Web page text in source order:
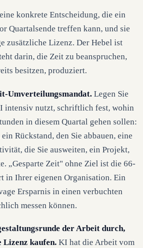
konkrete Entscheidung, die ein
Quartalsende treffen kann, und sie
zusätzliche Lizenz. Der Hebel ist
darin, die Zeit zu beanspruchen,
besitzen, produziert.
Umverteilungsmandat. Legen Sie
intensiv nutzt, schriftlich fest, wohin
in diesem Quartal gehen sollen:
Rückstand, den Sie abbauen, eine
die Sie ausweiten, ein Projekt,
„Gesparte Zeit" ohne Ziel ist die 66-
in Ihrer eigenen Organisation. Ein
Ersparnis in einen verbuchten
messen können.
der Arbeit durch,
Lizenz kaufen. KI hat die Arbeit vom